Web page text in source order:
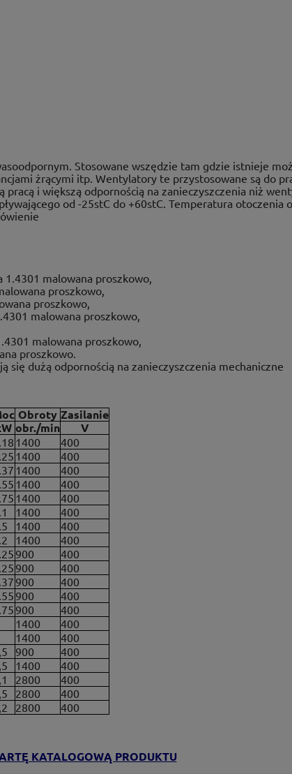
Stosowane wszędzie tam gdzie istnieje
żrącymi itp. Wentylatory te przystosowane są do
pracą i większą odpornością na zanieczyszczenia niż
od -25stC do +60stC. Temperatura otoczenia
1.4301 malowana proszkowo,
proszkowo,
proszkowo,
malowana proszkowo,
malowana proszkowo,
proszkowo.
dużą odpornością na zanieczyszczenia mechaniczne
Obroty Zasilanie
obr./min
V
1400 400
1400 400
1400 400
1400 400
1400 400
1400 400
1400 400
1400 400
900 400
900 400
900 400
900 400
900 400
1400 400
1400 400
900 400
1400 400
2800 400
2800 400
2800 400
KATALOGOWĄ PRODUKTU